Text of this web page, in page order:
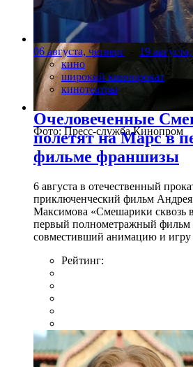
Фото: Пресс-служба Кинопром
06 августа, четверг
19
кино
широкий кинопрокат
кинотеатры
Очеловеченные
полетят на Марс в
фильме франшизы
6 августа в отечественный
приключенческий фильм
Максимова «Смешарики сквозь
первый полнометражный
совместивший анимацию и игру
Рейтинг: